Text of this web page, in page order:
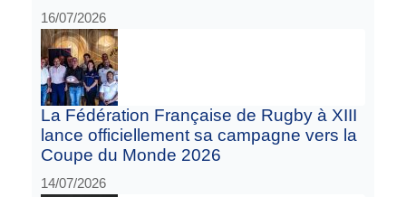
16/07/2026
La Fédération Française de Rugby à XIII
lance officiellement sa campagne vers la
Coupe du Monde 2026
14/07/2026